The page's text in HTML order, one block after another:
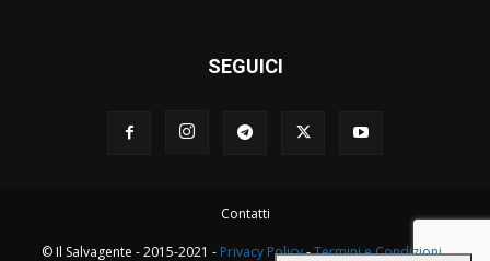
SEGUICI
Contatti
© Il Salvagente - 2015-2021 - Privacy Policy-Termini e Condizioni-